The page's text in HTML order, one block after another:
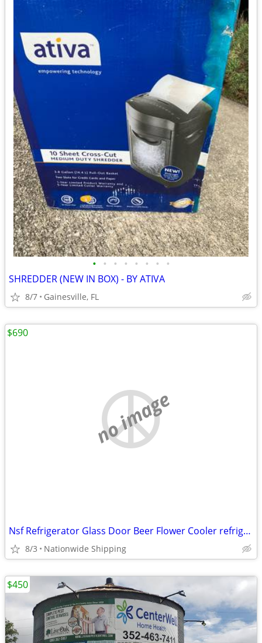
• • • • • • • •
SHREDDER (NEW IN BOX) - BY ATIVA
8/7 Gainesville, FL
no image
Nsf Refrigerator Glass Door Beer Flower Cooler refrigerators RESTAURAN
8/3 Nationwide Shipping
$690
$450